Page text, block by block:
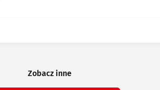
Zobacz inne